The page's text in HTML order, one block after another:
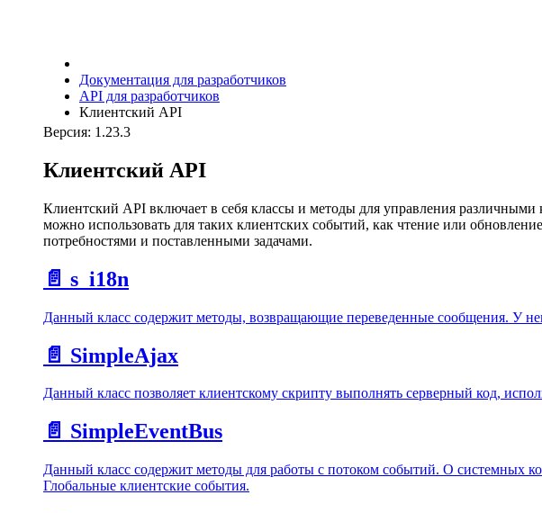
Документация для разработчиков
API для разработчиков
Клиентский API
Версия: 1.23.3
Клиентский API
Клиентский API включает в себя классы и методы для управления
можно использовать для таких клиентских событий, как чтение или
потребностями и поставленными задачами.
📄️ s_i18n
Данный класс содержит методы, возвращающие переведенные сообщения. У
📄️ SimpleAjax
Данный класс позволяет клиентскому скрипту выполнять серверный код,
📄️ SimpleEventBus
Данный класс содержит методы для работы с потоком событий. О системных
Глобальные клиентские события.